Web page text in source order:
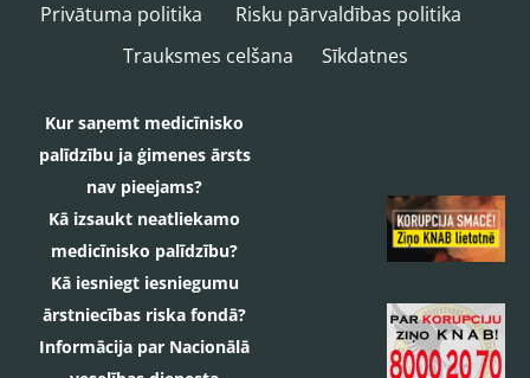
Privātuma politika
Risku pārvaldības politika
Trauksmes celšana
Sīkdatnes
Kur saņemt medicīnisko
palīdzību ja ģimenes ārsts
nav pieejams?
Kā izsaukt neatliekamo
medicīnisko palīdzību?
Kā iesniegt iesniegumu
ārstniecības riska fondā?
Informācija par Nacionālā